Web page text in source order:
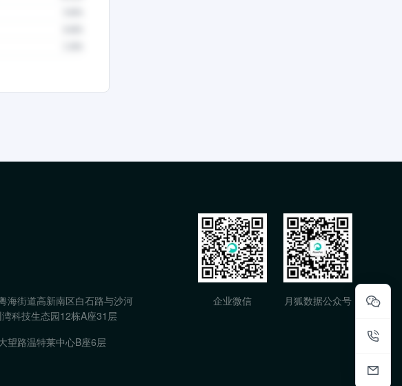
海街道高新南区白石路与沙河
科技生态园12栋A座31层
望路温特莱中心B座6层
企业微信 月狐数据公众号